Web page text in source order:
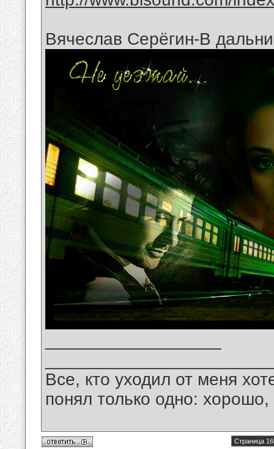
Вячеслав Серёгин-В
Все, кто уходил от меня
понял только одно:
Страница